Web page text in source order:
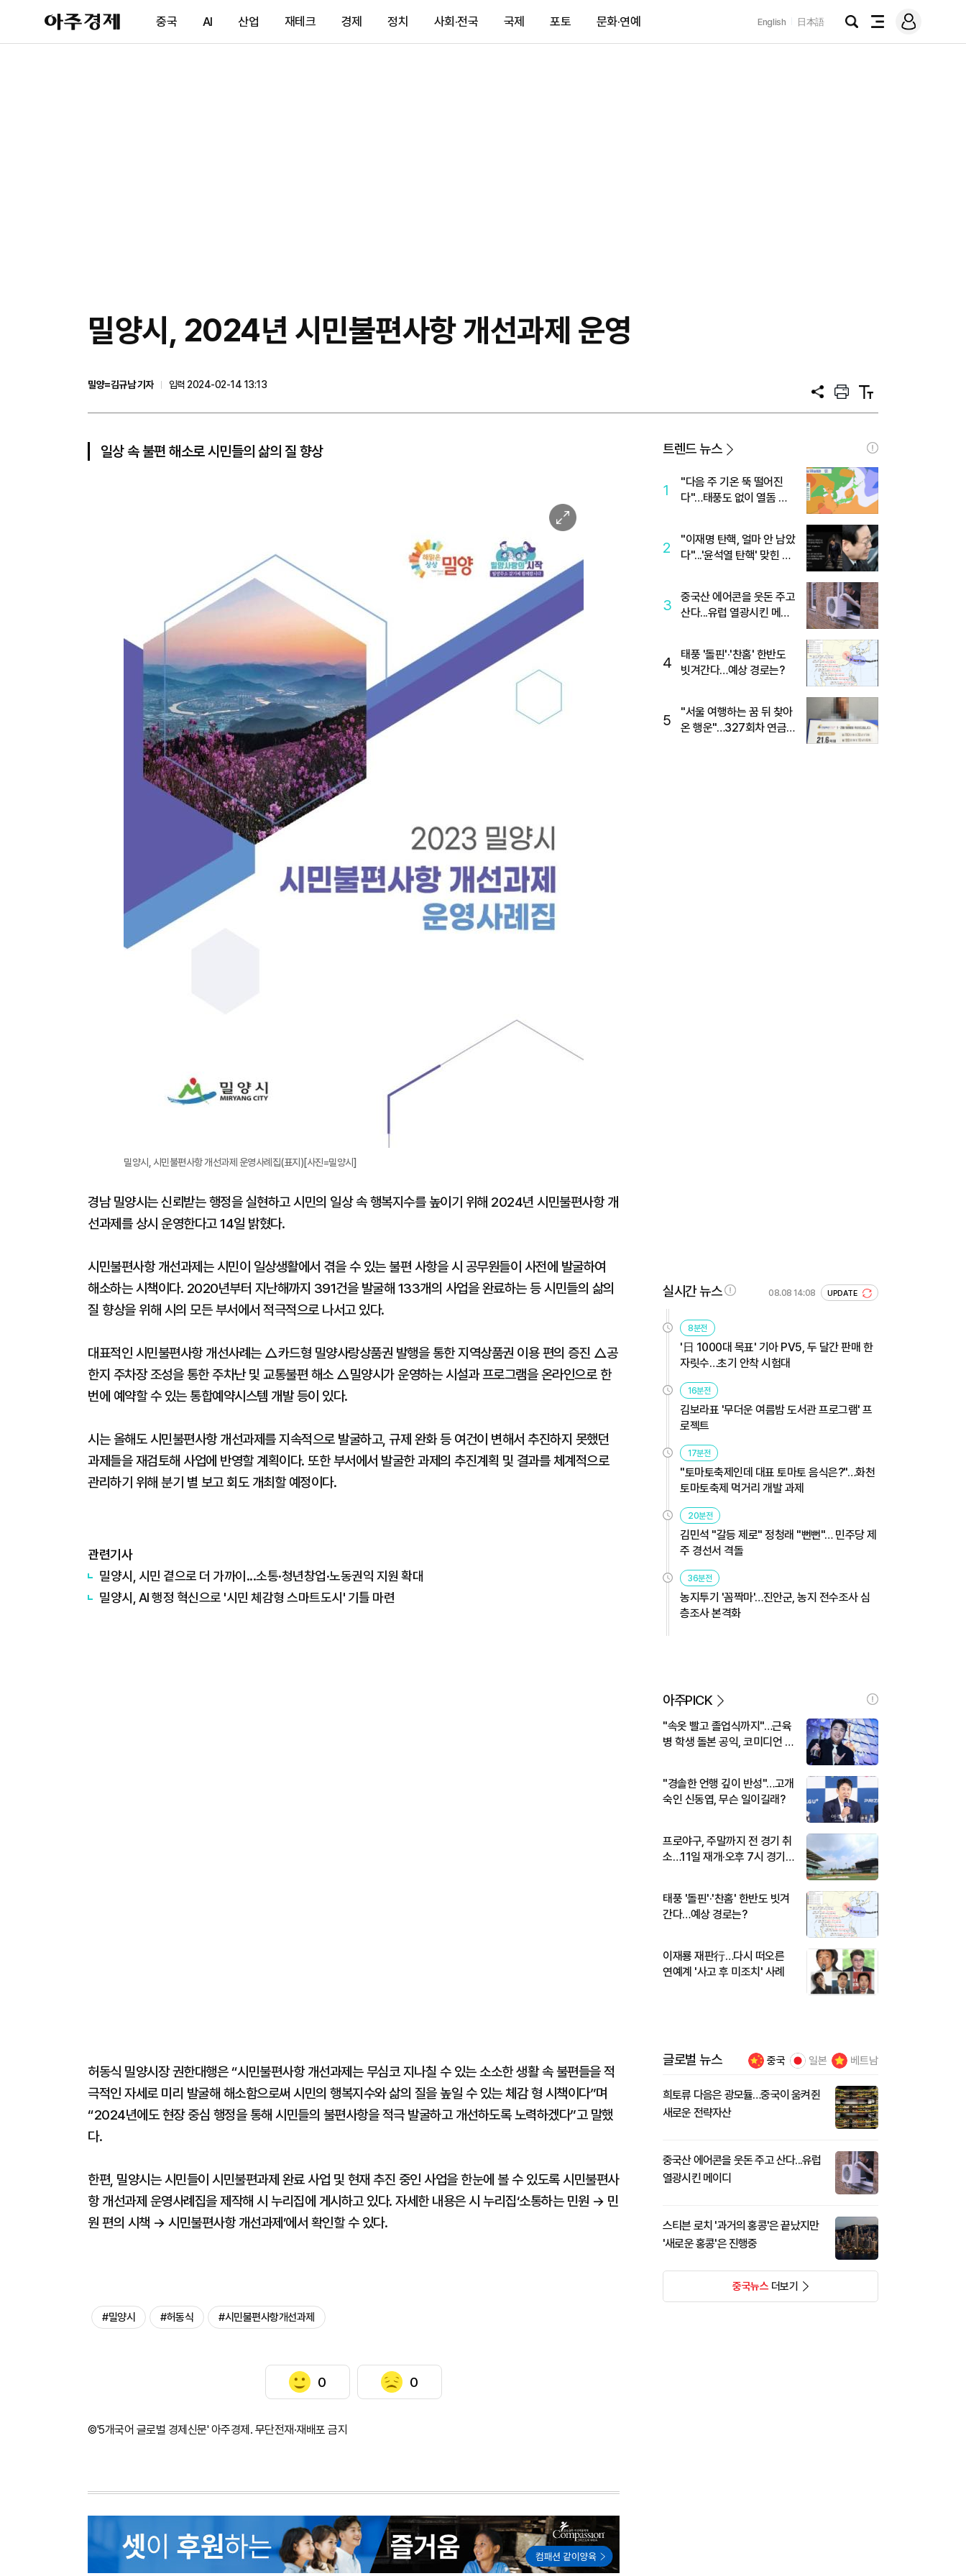
아
주
제
중국 AI 산업 재테크 경제 정치 사회·전국 국제 포토 문화·연예 English 日本語
검
전
메
그
밀양시, 2024년 시민불편사항 개선과제 운영
밀양=김규남 기자
입력 2024-02-14 13:13
공
프
트
텍
트
일상 속 불편 해소로 시민들의 삶의 질 향상
이
미
확
대
밀양시, 시민불편사항 개선과제 운영사례집(표지)[사진=밀양시]
경남 밀양시는 신뢰받는 행정을 실현하고 시민의 일상 속 행복지수를 높이기 위해 2024년 시민불편사항 개
선과제를 상시 운영한다고 14일 밝혔다.
시민불편사항 개선과제는 시민이 일상생활에서 겪을 수 있는 불편 사항을 시 공무원들이 사전에 발굴하여
해소하는 시책이다. 2020년부터 지난해까지 391건을 발굴해 133개의 사업을 완료하는 등 시민들의 삶의
질 향상을 위해 시의 모든 부서에서 적극적으로 나서고 있다.
대표적인 시민불편사항 개선사례는 △카드형 밀양사랑상품권 발행을 통한 지역상품권 이용 편의 증진 △공
한지 주차장 조성을 통한 주차난 및 교통불편 해소 △밀양시가 운영하는 시설과 프로그램을 온라인으로 한
번에 예약할 수 있는 통합예약시스템 개발 등이 있다.
시는 올해도 시민불편사항 개선과제를 지속적으로 발굴하고, 규제 완화 등 여건이 변해서 추진하지 못했던
과제들을 재검토해 사업에 반영할 계획이다. 또한 부서에서 발굴한 과제의 추진계획 및 결과를 체계적으로
관리하기 위해 분기 별 보고 회도 개최할 예정이다.
관련기사
밀양시, 시민 곁으로 더 가까이...소통·청년창업·노동권익 지원 확대
밀양시, AI 행정 혁신으로 '시민 체감형 스마트도시' 기틀 마련
허동식 밀양시장 권한대행은 “시민불편사항 개선과제는 무심코 지나칠 수 있는 소소한 생활 속 불편들을 적
극적인 자세로 미리 발굴해 해소함으로써 시민의 행복지수와 삶의 질을 높일 수 있는 체감 형 시책이다”며
“2024년에도 현장 중심 행정을 통해 시민들의 불편사항을 적극 발굴하고 개선하도록 노력하겠다”고 말했
다.
한편, 밀양시는 시민들이 시민불편과제 완료 사업 및 현재 추진 중인 사업을 한눈에 볼 수 있도록 시민불편사
항 개선과제 운영사례집을 제작해 시 누리집에 게시하고 있다. 자세한 내용은 시 누리집‘소통하는 민원 → 민
원 편의 시책 → 시민불편사항 개선과제’에서 확인할 수 있다.
#밀양시 #허동식 #시민불편사항개선과제
0 0
©'5개국어 글로벌 경제신문' 아주경제. 무단전재·재배포 금지
트렌드 뉴스
1
"다음 주 기온 뚝 떨어진
다"…태풍도 없이 열돔 박
2
"이재명 탄핵, 얼마 안 남았
다"...'윤석열 탄핵' 맞힌 무
3
중국산 에어콘을 웃돈 주고
산다...유럽 열광시킨 메이
4
태풍 '돌핀'·'찬홈' 한반도
빗겨간다…예상 경로는?
5
"서울 여행하는 꿈 뒤 찾아
온 행운"…327회차 연금
실시간 뉴스 08.08 14:08 UPDATE
8분전
'日 1000대 목표' 기아 PV5, 두 달간 판매 한
자릿수…초기 안착 시험대
16분전
김보라표 '무더운 여름밤 도서관 프로그램' 프
로젝트
17분전
"토마토축제인데 대표 토마토 음식은?"…화천
토마토축제 먹거리 개발 과제
20분전
김민석 "갈등 제로" 정청래 "뻔뻔"… 민주당 제
주 경선서 격돌
36분전
농지투기 '꼼짝마'…진안군, 농지 전수조사 심
층조사 본격화
아주PICK
"속옷 빨고 졸업식까지"…근육
병 학생 돌본 공익, 코미디언 김
"경솔한 언행 깊이 반성"…고개
숙인 신동엽, 무슨 일이길래?
프로야구, 주말까지 전 경기 취
소…11일 재개·오후 7시 경기
태풍 '돌핀'·'찬홈' 한반도 빗겨
간다…예상 경로는?
이재룡 재판行…다시 떠오른
연예계 '사고 후 미조치' 사례
글로벌 뉴스 중국 일본 베트남
희토류 다음은 광모듈…중국이 움켜쥔
새로운 전략자산
중국산 에어콘을 웃돈 주고 산다...유럽
열광시킨 메이디
스티븐 로치 '과거의 홍콩'은 끝났지만
'새로운 홍콩'은 진행중
중국뉴스더보기